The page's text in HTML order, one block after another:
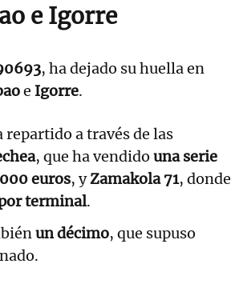
e Igorre
, ha dejado su huella en
e Igorre.
repartido a través de las
, que ha vendido una serie
euros, yZamakola 71, donde
terminal.
un décimo, que supuso